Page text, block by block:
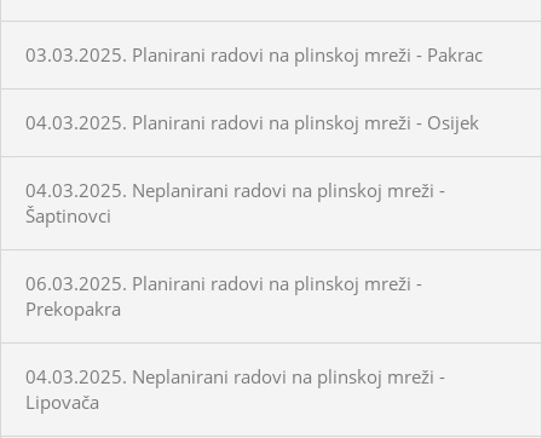
03.03.2025. Planirani radovi na plinskoj mreži - Pakrac
04.03.2025. Planirani radovi na plinskoj mreži - Osijek
04.03.2025. Neplanirani radovi na plinskoj mreži -
Šaptinovci
06.03.2025. Planirani radovi na plinskoj mreži -
Prekopakra
04.03.2025. Neplanirani radovi na plinskoj mreži -
Lipovača